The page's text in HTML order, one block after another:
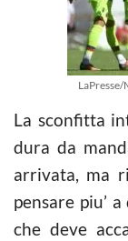
La sconfitta
dura da
arrivata, ma
pensare piu’
che deve